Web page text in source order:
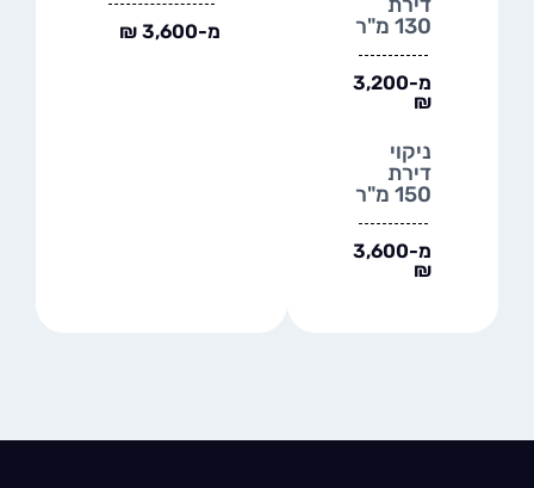
130 מ"ר
מ-3,200
₪
ניקוי
דירת
150 מ"ר
מ-3,600
₪
מ-3,600 ₪